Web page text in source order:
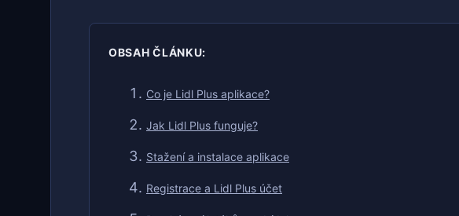
OBSAH ČLÁNKU:
Co je Lidl Plus aplikace?
Jak Lidl Plus funguje?
Stažení a instalace aplikace
Registrace a Lidl Plus účet